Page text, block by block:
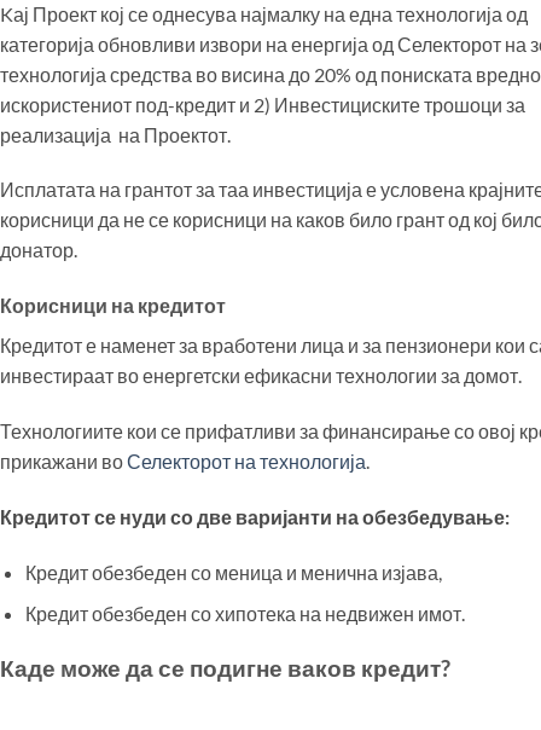
Kај Проект кој се однесува најмалку на една технологија од
категорија обновливи извори на енергија од Селекторот на
технологија средства во висина до 20% од пониската
искористениот под-кредит и 2) Инвестициските трошоци за
реализација на Проектот.
Исплатата на грантот за таа инвестиција е условена
корисници да не се корисници на каков било грант од кој
донатор.
Корисници на кредитот
Кредитот е наменет за вработени лица и за пензионери кои
инвестираат во енергетски ефикасни технологии за домот.
Технологиите кои се прифатливи за финансирање со овој
прикажани воСелекторот на технологија.
Кредитот се нуди со две варијанти на обезбедување:
Кредит обезбеден со меница и менична изјава,
Кредит обезбеден со хипотека на недвижен имот.
Каде може да се подигне ваков кредит?